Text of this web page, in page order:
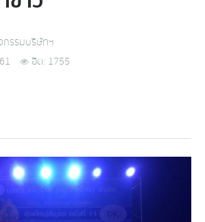
กรรมบริษัทฯ
ฮิต: 1755